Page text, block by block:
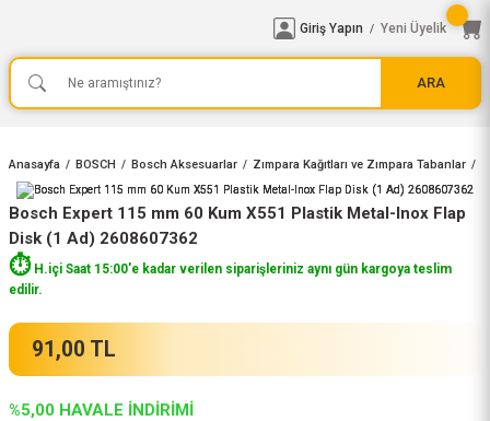
ARA
Giriş Yapın / Yeni Üyelik
Anasayfa BOSCH Bosch Aksesuarlar Zımpara Kağıtları ve Zımpara Tabanlar
Bosch Expert 115 mm 60 Kum X551 Plastik Metal-Inox Flap
Disk (1 Ad) 2608607362
⏱️H.içi Saat 15:00'e kadar verilen siparişleriniz aynı gün kargoya teslim
edilir.
91,00 TL
%5,00 HAVALE İNDİRİMİ